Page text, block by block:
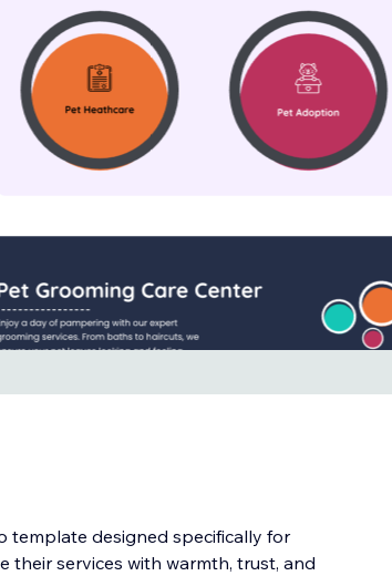
template designed specifically for
their services with warmth, trust, and